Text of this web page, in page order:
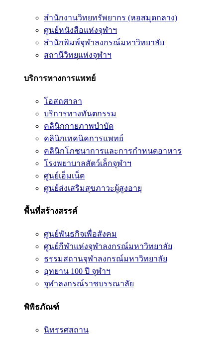
สำนักงานวิทยทรัพยากร (หอสมุดกลาง)
ศูนย์หนังสือแห่งจุฬาฯ
สำนักพิมพ์จุฬาลงกรณ์มหาวิทยาลัย
สถานีวิทยุแห่งจุฬาฯ
บริการทางการแพทย์
โอสถศาลา
บริการทางทันตกรรม
คลินิกกายภาพบำบัด
คลินิกเทคนิคการแพทย์
คลินิกโภชนาการและการกำหนดอาหาร
โรงพยาบาลสัตว์เล็กจุฬาฯ
ศูนย์เอ็มเน็ต
ศูนย์ส่งเสริมสุขภาวะผู้สูงอายุ
พื้นที่สร้างสรรค์
ศูนย์พันธกิจเพื่อสังคม
ศูนย์กีฬาแห่งจุฬาลงกรณ์มหาวิทยาลัย
ธรรมสถานจุฬาลงกรณ์มหาวิทยาลัย
อุทยาน 100 ปี จุฬาฯ
จุฬาลงกรณ์ราชบรรณาลัย
พิพิธภัณฑ์
นิทรรศสถาน